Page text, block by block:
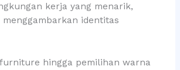
kerja yang menarik,
identitas
hingga pemilihan warna